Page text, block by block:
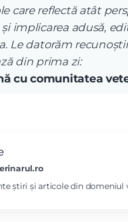
care reflectă atât
implicarea adusă,
Le datorăm
din prima zi:
cu comunitatea
știri și articole din domeniul